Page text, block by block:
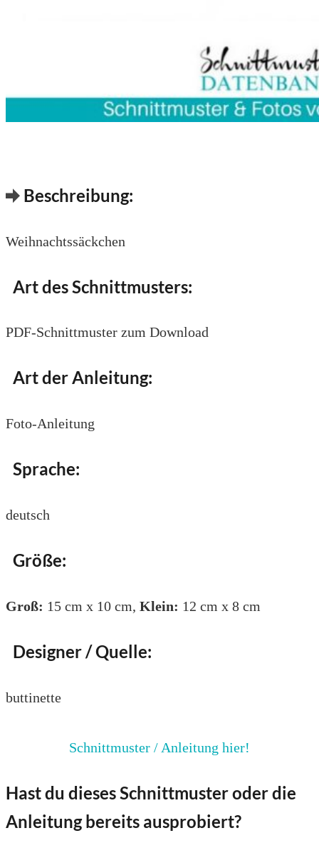
Beschreibung:
Weihnachtssäckchen
Art des Schnittmusters:
PDF-Schnittmuster zum Download
Art der Anleitung:
Foto-Anleitung
Sprache:
deutsch
Größe:
Groß: 15 cm x 10 cm, Klein: 12 cm x 8 cm
Designer / Quelle:
buttinette
Schnittmuster / Anleitung hier!
Hast du dieses Schnittmuster oder die
Anleitung bereits ausprobiert?